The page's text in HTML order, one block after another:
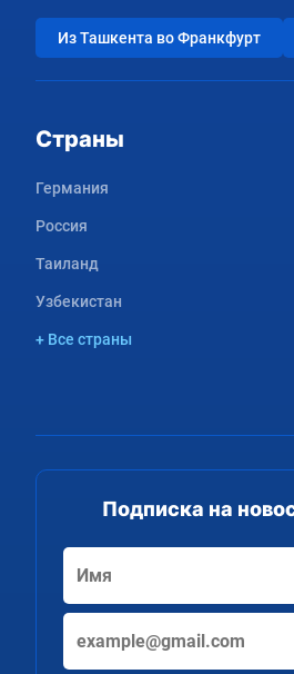
Из Ташкента во Франкфурт
Страны
Германия
Россия
Таиланд
Узбекистан
+ Все страны
Подписка на